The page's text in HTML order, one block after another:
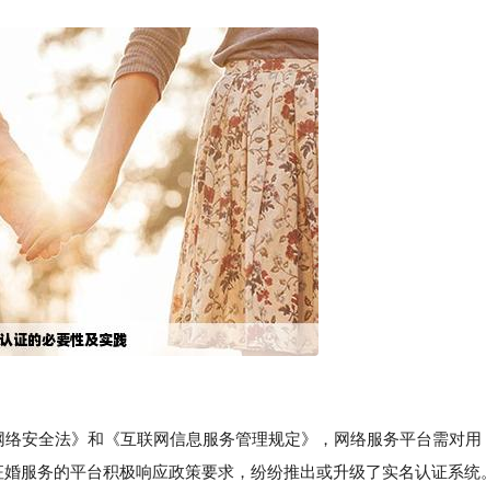
安全法》和《互联网信息服务管理规定》，网络服务平台需对用
服务的平台积极响应政策要求，纷纷推出或升级了实名认证系统。